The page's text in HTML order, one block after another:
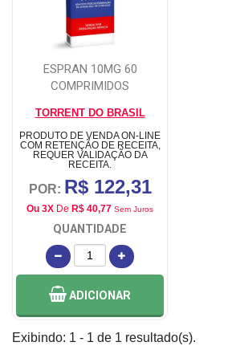
ESPRAN 10MG 60
COMPRIMIDOS
TORRENT DO BRASIL
PRODUTO DE VENDA ON-LINE
COM RETENÇÃO DE RECEITA,
REQUER VALIDAÇÃO DA
RECEITA.
POR: R$ 122,31
Ou 3X De R$ 40,77 Sem Juros
QUANTIDADE
ADICIONAR
Exibindo: 1 - 1 de 1 resultado(s).